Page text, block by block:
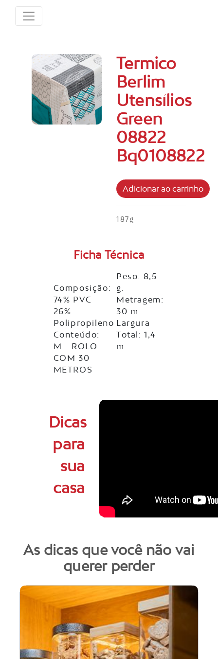
Termico
Berlim
Utensílios
Green
08822
Bq0108822
187g
Ficha Técnica
Composição:
74% PVC
26%
Polipropileno
Conteúdo:
M - ROLO
COM 30
METROS
Peso: 8,5
g.
Metragem:
30 m
Largura
Total: 1,4
m
Dicas
para
sua
casa
As dicas que você não vai
querer perder